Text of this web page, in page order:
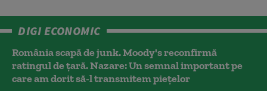
DIGI ECONOMIC
România scapă de junk. Moody's reconfirmă
ratingul de țară. Nazare: Un semnal important pe
care am dorit să-l transmitem piețelor